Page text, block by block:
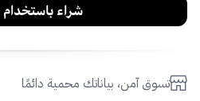
تسوق آمن، بياناتك محمية دائمًا